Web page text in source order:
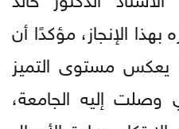
بهذا الإنجاز، مؤكدًا أن
يعكس مستوى التميز
وصلت إليه الجامعة،